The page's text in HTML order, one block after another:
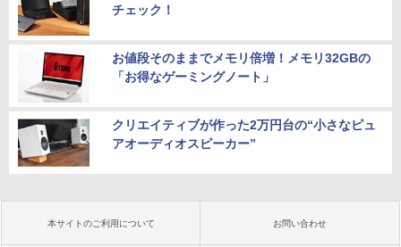
チェック！
お値段そのままでメモリ倍増！メモリ32GBの
「お得なゲーミングノート」
クリエイティブが作った2万円台の“小さなピュ
アオーディオスピーカー”
本サイトのご利用について お問い合わせ